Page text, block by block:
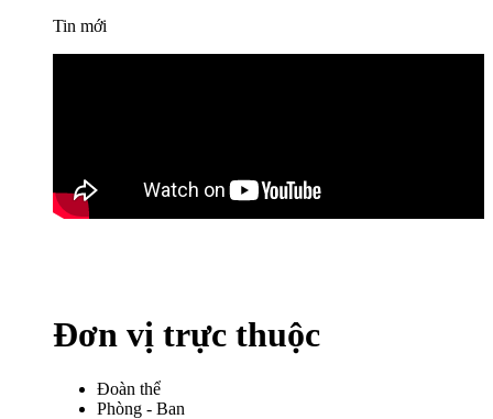
Tin mới
Đơn vị trực thuộc
Đoàn thể
Phòng - Ban